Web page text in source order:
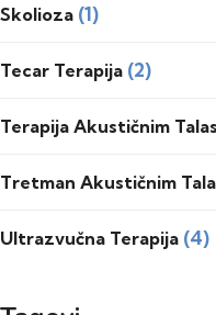
Skolioza (1)
Tecar Terapija (2)
Terapija Akustičnim
Tretman Akustičnim
Ultrazvučna Terapija (4)